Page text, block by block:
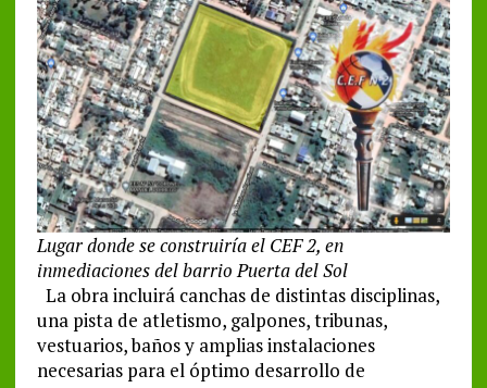
Lugar donde se construiría el CEF 2, en
inmediaciones del barrio Puerta del Sol
La obra incluirá canchas de distintas disciplinas,
una pista de atletismo, galpones, tribunas,
vestuarios, baños y amplias instalaciones
necesarias para el óptimo desarrollo de